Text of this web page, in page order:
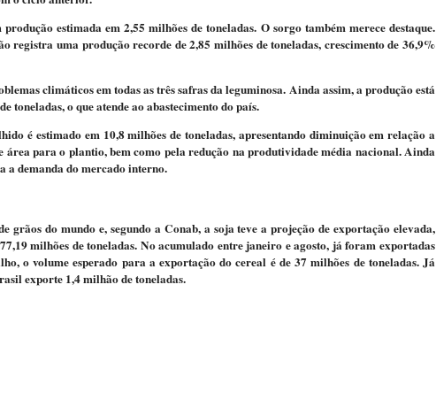
estimada em 2,55 milhões de toneladas. O sorgo também merece destaque.
registra uma produção recorde de 2,85 milhões de toneladas, crescimento de 36,9%
climáticos em todas as três safras da leguminosa. Ainda assim, a produção está
toneladas, o que atende ao abastecimento do país.
é estimado em 10,8 milhões de toneladas, apresentando diminuição em relação a
área para o plantio, bem como pela redução na produtividade média nacional. Ainda
a demanda do mercado interno.
grãos do mundo e, segundo a Conab, a soja teve a projeção de exportação elevada,
milhões de toneladas. No acumulado entre janeiro e agosto, já foram exportadas
o volume esperado para a exportação do cereal é de 37 milhões de toneladas. Já
exporte 1,4 milhão de toneladas.